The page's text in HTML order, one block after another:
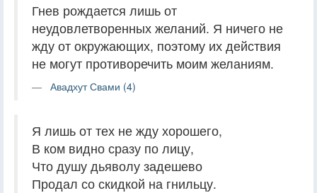
Гнев рождается лишь от
неудовлетворенных желаний. Я ничего не
жду от окружающих, поэтому их действия
не могут противоречить моим желаниям.
Авадхут Свами (4)
Я лишь от тех не жду хорошего,
В ком видно сразу по лицу,
Что душу дьяволу задешево
Продал со скидкой на гнильцу.